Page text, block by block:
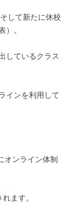
して新たに休校
）。
しているクラス
インを利用して
オンライン体制
ます。